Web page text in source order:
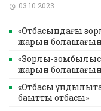
03.10.2023
«Отбасындағы
жарқын
«Зорлық-
жарқын
«Отбасы
бақытты отбасы»